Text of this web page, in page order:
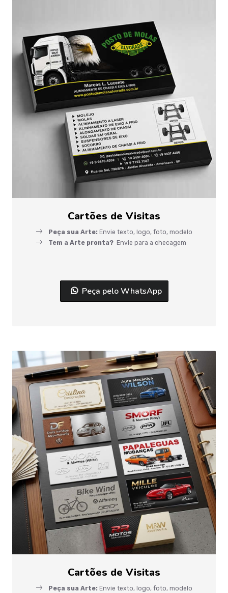
Cartões de Visitas
Peça sua Arte: Envie texto, logo, foto, modelo
Tem a Arte pronta? Envie para a checagem
Peça pelo WhatsApp
Cartões de Visitas
Peça sua Arte: Envie texto, logo, foto, modelo